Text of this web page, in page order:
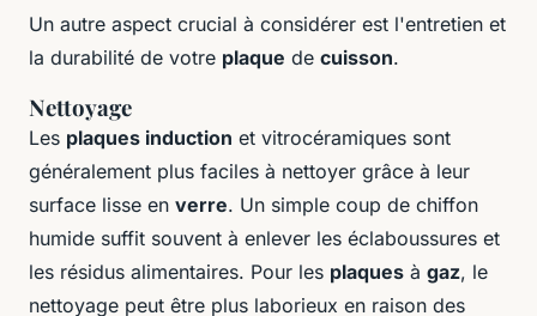
Un autre aspect crucial à considérer est l'entretien et
la durabilité de votre plaque de cuisson.
Nettoyage
Les plaques induction et vitrocéramiques sont
généralement plus faciles à nettoyer grâce à leur
surface lisse en verre. Un simple coup de chiffon
humide suffit souvent à enlever les éclaboussures et
les résidus alimentaires. Pour les plaques à gaz, le
nettoyage peut être plus laborieux en raison des